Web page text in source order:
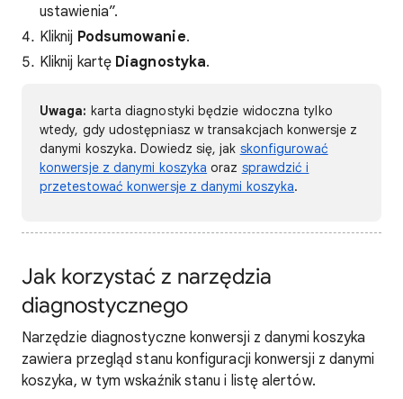
ustawienia”.
Kliknij Podsumowanie.
Kliknij kartę Diagnostyka.
Uwaga: karta diagnostyki będzie widoczna tylko
wtedy, gdy udostępniasz w transakcjach konwersje z
danymi koszyka. Dowiedz się, jak skonfigurować
konwersje z danymi koszyka oraz sprawdzić i
przetestować konwersje z danymi koszyka.
Jak korzystać z narzędzia
diagnostycznego
Narzędzie diagnostyczne konwersji z danymi koszyka
zawiera przegląd stanu konfiguracji konwersji z danymi
koszyka, w tym wskaźnik stanu i listę alertów.